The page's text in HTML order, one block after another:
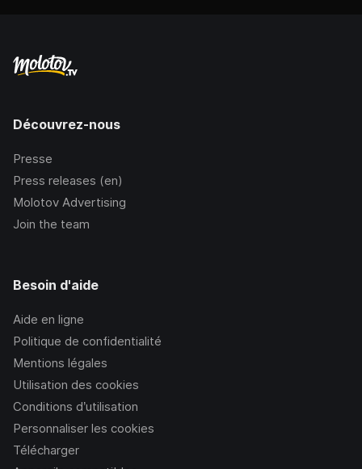
Découvrez-nous
Presse
Press releases (en)
Molotov Advertising
Join the team
Besoin d'aide
Aide en ligne
Politique de confidentialité
Mentions légales
Utilisation des cookies
Conditions d’utilisation
Personnaliser les cookies
Télécharger